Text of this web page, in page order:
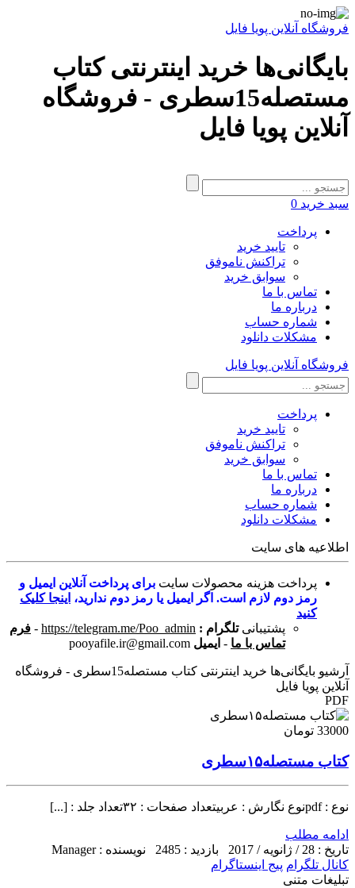
فروشگاه آنلاین پویا فایل
بایگانی‌ها خرید اینترنتی کتاب
مستصله15سطری - فروشگاه
آنلاین پویا فایل
سبد خرید 0
پرداخت
تایید خرید
تراکنش ناموفق
سوابق خرید
تماس با ما
درباره ما
شماره حساب
مشکلات دانلود
فروشگاه آنلاین پویا فایل
پرداخت
تایید خرید
تراکنش ناموفق
سوابق خرید
تماس با ما
درباره ما
شماره حساب
مشکلات دانلود
اطلاعیه های سایت
پرداخت هزینه محصولات سایت برای پرداخت آنلاین ایمیل و
رمز دوم لازم است. اگر ایمیل یا رمز دوم ندارید، اینجا کلیک
کنید
پشتیبانی تلگرام : https://telegram.me/Poo_admin
- فرم
تماس با ما - ایمیل pooyafile.ir@gmail.com
آرشیو بایگانی‌ها خرید اینترنتی کتاب مستصله15سطری - فروشگاه
آنلاین پویا فایل
PDF
33000 تومان
کتاب مستصله۱۵سطری
نوع : pdfنوع نگارش : عربیتعداد صفحات : ۳۲تعداد جلد : [...]
ادامه مطلب
تاریخ : 28 / ژانویه / 2017
بازدید : 2485
نویسنده : Manager
کانال تلگرام پیج اینستاگرام
تبلیغات متنی